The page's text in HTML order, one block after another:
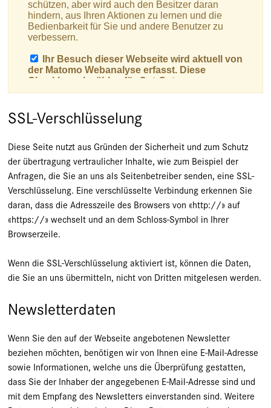
SSL-Verschlüsselung
Diese Seite nutzt aus Gründen der Sicherheit und zum Schutz
der übertragung vertraulicher Inhalte, wie zum Beispiel der
Anfragen, die Sie an uns als Seitenbetreiber senden, eine SSL-
Verschlüsselung. Eine verschlüsselte Verbindung erkennen Sie
daran, dass die Adresszeile des Browsers von «http://» auf
«https://» wechselt und an dem Schloss-Symbol in Ihrer
Browserzeile.
Wenn die SSL-Verschlüsselung aktiviert ist, können die Daten,
die Sie an uns übermitteln, nicht von Dritten mitgelesen werden.
Newsletterdaten
Wenn Sie den auf der Webseite angebotenen Newsletter
beziehen möchten, benötigen wir von Ihnen eine E-Mail-Adresse
sowie Informationen, welche uns die Überprüfung gestatten,
dass Sie der Inhaber der angegebenen E-Mail-Adresse sind und
mit dem Empfang des Newsletters einverstanden sind. Weitere